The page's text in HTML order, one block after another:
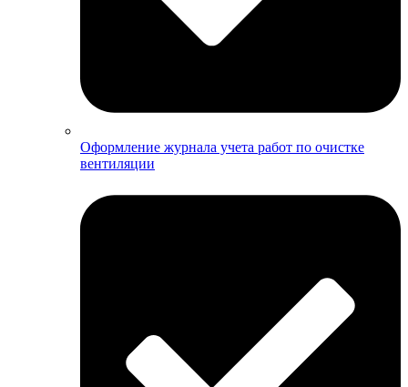
Оформление журнала учета работ по очистке
вентиляции